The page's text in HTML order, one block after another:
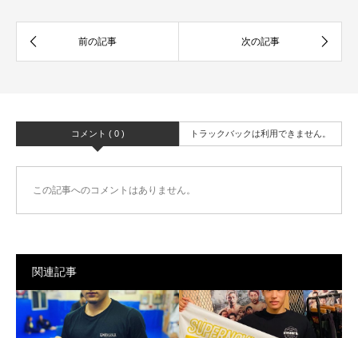
コメント ( 0 ) トラックバックは利用できません。
この記事へのコメントはありません。
関連記事